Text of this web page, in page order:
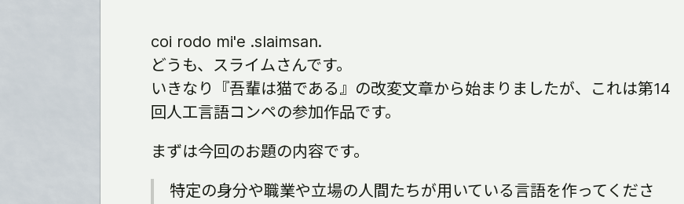
coi rodo mi'e .slaimsan.
どうも、スライムさんです。
いきなり『吾輩は猫である』の改変文章から始まりましたが、これは第14
回人工言語コンペの参加作品です。
まずは今回のお題の内容です。
特定の身分や職業や立場の人間たちが用いている言語を作ってくださ